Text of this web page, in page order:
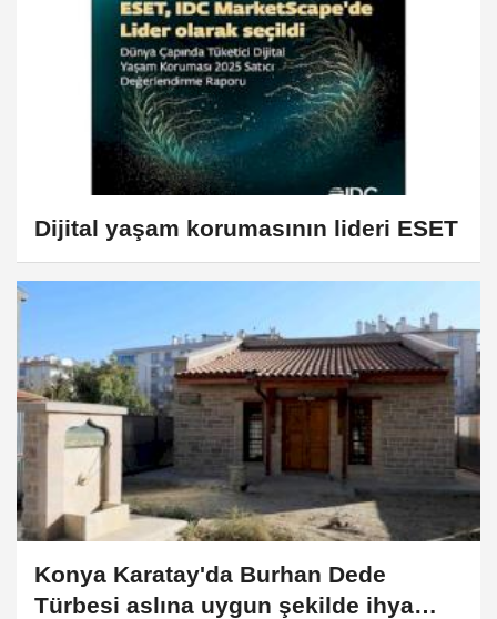
Dijital yaşam korumasının lideri ESET
Konya Karatay'da Burhan Dede
Türbesi aslına uygun şekilde ihya